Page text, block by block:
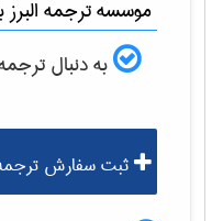
موسسه ترجمه البرز
به دنبال
ثبت سفارش